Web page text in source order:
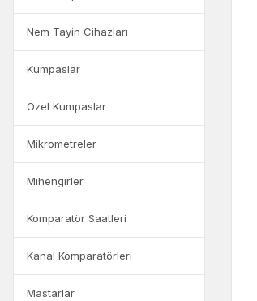
Nem Tayin Cihazları
Kumpaslar
Özel Kumpaslar
Mikrometreler
Mihengirler
Komparatör Saatleri
Kanal Komparatörleri
Mastarlar